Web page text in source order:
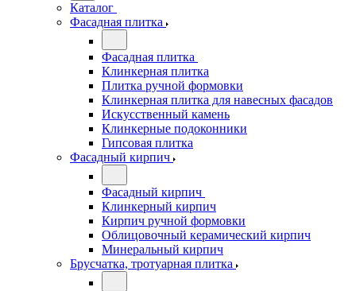
Каталог
Фасадная плитка
Фасадная плитка
Клинкерная плитка
Плитка ручной формовки
Клинкерная плитка для навесных фасадов
Искусственный камень
Клинкерные подоконники
Гипсовая плитка
Фасадный кирпич
Фасадный кирпич
Клинкерный кирпич
Кирпич ручной формовки
Облицовочный керамический кирпич
Минеральный кирпич
Брусчатка, тротуарная плитка